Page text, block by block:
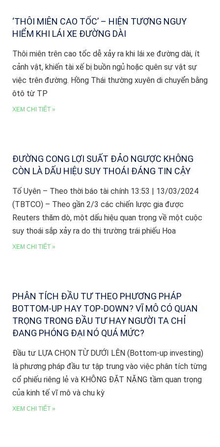
‘THÔI MIÊN CAO TỐC’ – HIỆN TƯỢNG NGUY
HIỂM KHI LÁI XE ĐƯỜNG DÀI
Thôi miên trên cao tốc dễ xảy ra khi lái xe đường dài, ít
cảnh vật, khiến tài xế bị buồn ngủ hoặc quên sự vật sự
việc trên đường. Hồng Thái thường xuyên di chuyển bằng
ôtô từ TP
XEM CHI TIẾT »
ĐƯỜNG CONG LỢI SUẤT ĐẢO NGƯỢC KHÔNG
CÒN LÀ DẤU HIỆU SUY THOÁI ĐÁNG TIN CẬY
Tố Uyên – Theo thời báo tài chính 13:53 | 13/03/2024
(TBTCO) – Theo gần 2/3 các chiến lược gia được
Reuters thăm dò, một dấu hiệu quan trọng về một cuộc
suy thoái sắp xảy ra do thị trường trái phiếu Hoa
XEM CHI TIẾT »
PHÂN TÍCH ĐẦU TƯ THEO PHƯƠNG PHÁP
BOTTOM-UP HAY TOP-DOWN? VĨ MÔ CÓ QUAN
TRỌNG TRONG ĐẦU TƯ HAY NGƯỜI TA CHỈ
ĐANG PHÓNG ĐẠI NÓ QUÁ MỨC?
Đầu tư LỰA CHỌN TỪ DƯỚI LÊN (Bottom-up investing)
là phương pháp đầu tư tập trung vào việc phân tích từng
cổ phiếu riêng lẻ và KHÔNG ĐẶT NẶNG tầm quan trọng
của kinh tế vĩ mô và chu kỳ
XEM CHI TIẾT »